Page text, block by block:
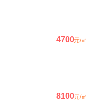
4700元/㎡
8100元/㎡